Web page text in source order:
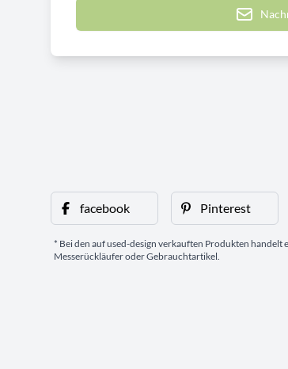
facebook Pinterest
* Bei den auf used-design verkauften Produkten handelt
Messerückläufer oder Gebrauchtartikel.